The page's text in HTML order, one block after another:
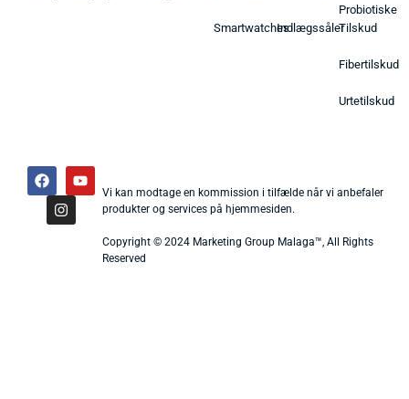
SmartwatchesIndlægssåler
Probiotiske
Tilskud
Fibertilskud
Urtetilskud
Vi kan modtage en kommission i tilfælde når vi anbefaler
produkter og services på hjemmesiden.
Copyright © 2024 Marketing Group Malaga™, All Rights
Reserved